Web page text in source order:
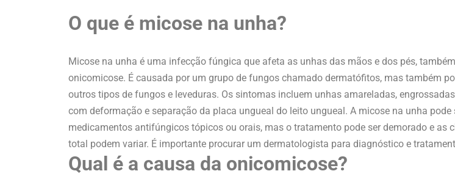
O que é micose na unha?
Micose na unha é uma infecção fúngica que afeta as unhas das mãos e dos pés,
onicomicose. É causada por um grupo de fungos chamado dermatófitos, mas também
outros tipos de fungos e leveduras. Os sintomas incluem unhas amareladas,
com deformação e separação da placa ungueal do leito ungueal. A micose na unha pode
medicamentos antifúngicos tópicos ou orais, mas o tratamento pode ser demorado e as
total podem variar. É importante procurar um dermatologista para diagnóstico e
Qual é a causa da onicomicose?